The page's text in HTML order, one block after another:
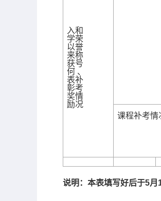
入和
学荣
以誉
来称
获号
何 、
表补
彰考
奖情
励况
课程补考情
说明：本表填写好后于5月